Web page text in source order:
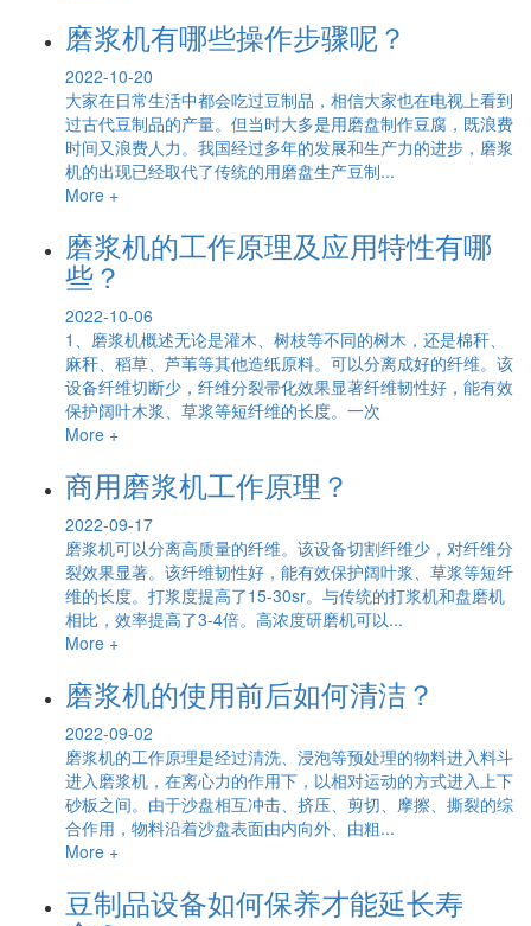
磨浆机有哪些操作步骤呢？
2022-10-20
大家在日常生活中都会吃过豆制品，相信大家也在电视上看到
过古代豆制品的产量。但当时大多是用磨盘制作豆腐，既浪费
时间又浪费人力。我国经过多年的发展和生产力的进步，磨浆
机的出现已经取代了传统的用磨盘生产豆制...
More +
磨浆机的工作原理及应用特性有哪
些？
2022-10-06
1、磨浆机概述无论是灌木、树枝等不同的树木，还是棉秆、
麻秆、稻草、芦苇等其他造纸原料。可以分离成好的纤维。该
设备纤维切断少，纤维分裂帚化效果显著纤维韧性好，能有效
保护阔叶木浆、草浆等短纤维的长度。一次
More +
商用磨浆机工作原理？
2022-09-17
磨浆机可以分离高质量的纤维。该设备切割纤维少，对纤维分
裂效果显著。该纤维韧性好，能有效保护阔叶浆、草浆等短纤
维的长度。打浆度提高了15-30sr。与传统的打浆机和盘磨机
相比，效率提高了3-4倍。高浓度研磨机可以...
More +
磨浆机的使用前后如何清洁？
2022-09-02
磨浆机的工作原理是经过清洗、浸泡等预处理的物料进入料斗
进入磨浆机，在离心力的作用下，以相对运动的方式进入上下
砂板之间。由于沙盘相互冲击、挤压、剪切、摩擦、撕裂的综
合作用，物料沿着沙盘表面由内向外、由粗...
More +
豆制品设备如何保养才能延长寿